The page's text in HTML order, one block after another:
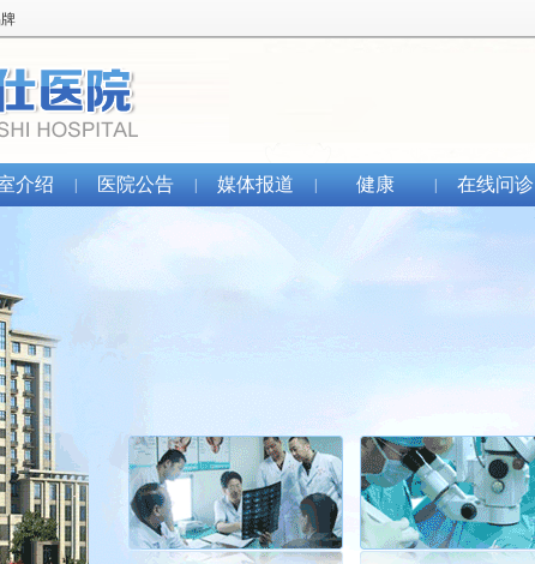
介绍 医院公告 媒体报道 健康 在线问诊